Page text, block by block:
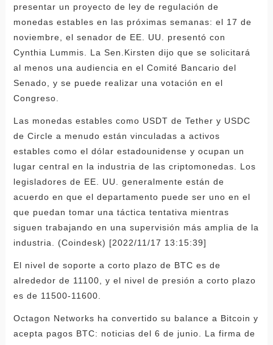
presentar un proyecto de ley de regulación de
monedas estables en las próximas semanas: el 17 de
noviembre, el senador de EE. UU. presentó con
Cynthia Lummis. La Sen.Kirsten dijo que se solicitará
al menos una audiencia en el Comité Bancario del
Senado, y se puede realizar una votación en el
Congreso.
Las monedas estables como USDT de Tether y USDC
de Circle a menudo están vinculadas a activos
estables como el dólar estadounidense y ocupan un
lugar central en la industria de las criptomonedas. Los
legisladores de EE. UU. generalmente están de
acuerdo en que el departamento puede ser uno en el
que puedan tomar una táctica tentativa mientras
siguen trabajando en una supervisión más amplia de la
industria. (Coindesk) [2022/11/17 13:15:39]
El nivel de soporte a corto plazo de BTC es de
alrededor de 11100, y el nivel de presión a corto plazo
es de 11500-11600.
Octagon Networks ha convertido su balance a Bitcoin y
acepta pagos BTC: noticias del 6 de junio. La firma de